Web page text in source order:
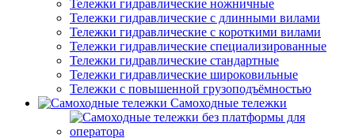
Тележки гидравлические ножничные
Тележки гидравлические с длинными вилами
Тележки гидравлические с короткими вилами
Тележки гидравлические специализированные
Тележки гидравлические стандартные
Тележки гидравлические широковильные
Тележки с повышенной грузоподъёмностью
Самоходные тележки